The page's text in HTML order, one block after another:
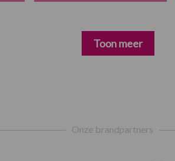
Toon meer
Onze brandpartners